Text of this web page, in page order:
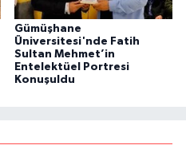
Gümüşhane
Üniversitesi'nde Fatih
Sultan Mehmet’in
Entelektüel Portresi
Konuşuldu